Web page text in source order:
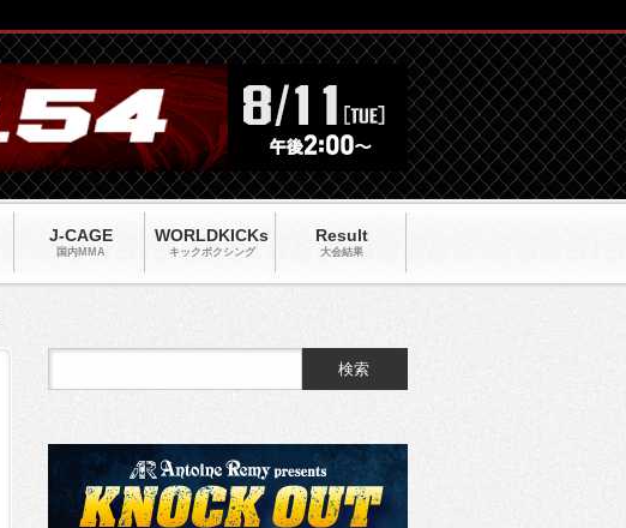
J-CAGE
国内MMA
WORLDKICKs
キックポクシング
Result
大会結果